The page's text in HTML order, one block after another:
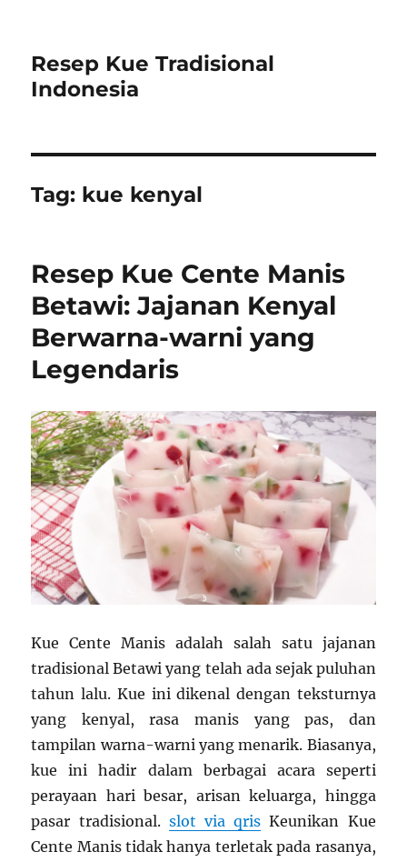
Resep Kue Tradisional
Indonesia
Tag: kue kenyal
Resep Kue Cente Manis
Betawi: Jajanan Kenyal
Berwarna-warni yang
Legendaris
Kue Cente Manis adalah salah satu jajanan
tradisional Betawi yang telah ada sejak puluhan
tahun lalu. Kue ini dikenal dengan teksturnya
yang kenyal, rasa manis yang pas, dan
tampilan warna-warni yang menarik. Biasanya,
kue ini hadir dalam berbagai acara seperti
perayaan hari besar, arisan keluarga, hingga
pasar tradisional. slot via qris Keunikan Kue
Cente Manis tidak hanya terletak pada rasanya,